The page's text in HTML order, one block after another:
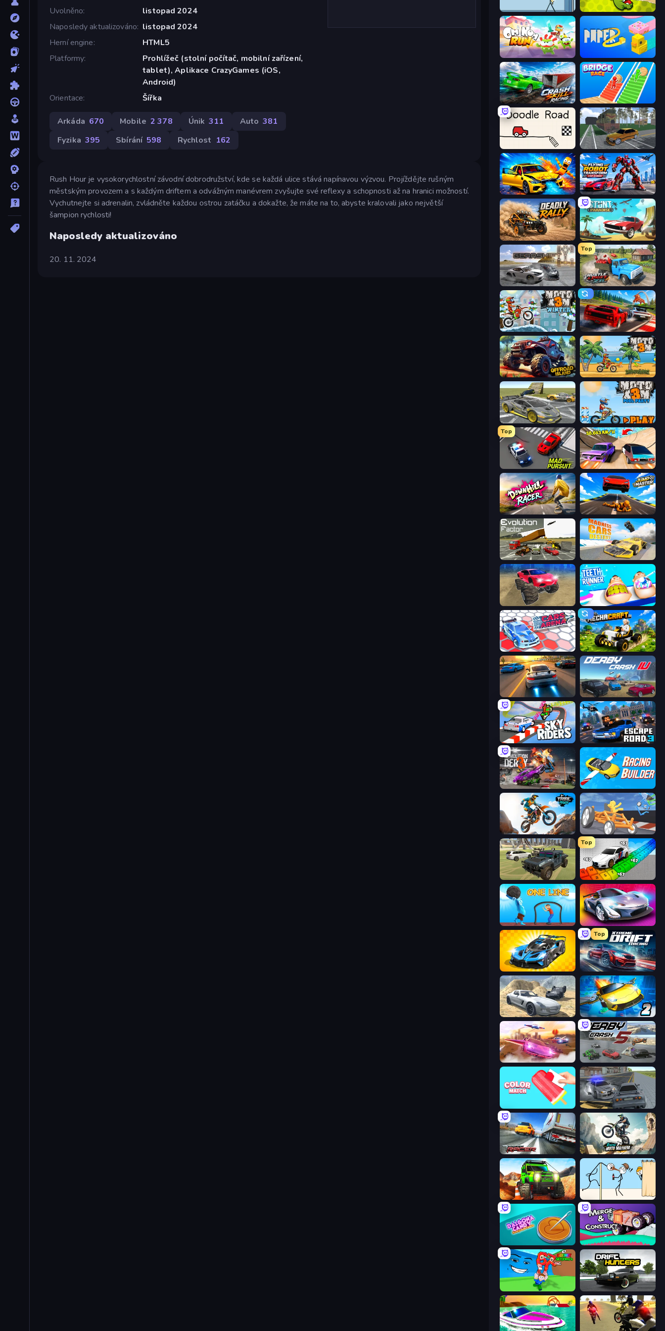
Uvolněno
listopad 2024
Naposledy aktualizováno listopad 2024
Herní engine
HTML5
Platformy
Prohlížeč (stolní počítač, mobilní zařízení,
tablet), Aplikace CrazyGames (iOS,
Android)
Orientace
Šířka
Arkáda 670 Mobile 2 378 Únik 311 Auto 381
Fyzika 395 Sbírání 598 Rychlost 162
Rush Hour je vysokorychlostní závodní dobrodružství, kde se každá ulice stává napínavou výzvou. Projíždějte rušným
městským provozem a s každým driftem a odvážným manévrem zvyšujte své reflexy a schopnosti až na hranici možností.
Vychutnejte si adrenalin, zvládněte každou ostrou zatáčku a dokažte, že máte na to, abyste kralovali jako největší
šampion rychlosti!
Naposledy aktualizováno
20. 11. 2024
Thief Puzzle Cut the Rope
Om Nom: Run
Crash Skill Racing Bridge Race
Obby: Car Crash Sandbox
BMG: Ragdoll Playground Flying Robot Transform Car Games
Deadly Rally Stunt Paradise
Gearshift One
Top
Hustle & Drift in ZIL
Moto X3M 4 Winter Racing: Online!
Offroad Island Moto X3M
Wrong Way Moto X3M 5: Pool Party
Top
Mad Pursuit Turbo Cars: Pipe Stunts
Downhill Racer Jump Master: Car Racing
Evolution Factor Madness Cars Destroy
Teeth Runner
Cars Arena Mechacraft.io
Asphalt Rush Derby Crash 4
Sky Riders Escape Road 3
Demolition Derby 3 Racing Builder
Trial Mania Draw Crash Race
4x4 Offroader
Top
One Line Grand Cyber City
GT Cars Mega Ramps
Top
Xtreme DRIFT Racing
Derby Crash 2 Ultimate Flying Car 2
Ultimate Flying Car Derby Crash 5
RCC City Racing
Traffic Racer Xtreme Moto Mayhem
Offroad Life 3D Gomu Goman
Dalgona Candy Honeycomb Cookie Merge & Construct
Drift Hunters